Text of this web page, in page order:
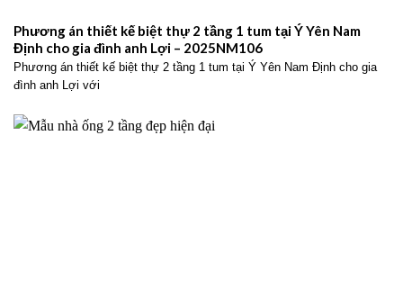
Phương án thiết kế biệt thự 2 tầng 1 tum tại Ý Yên Nam
Định cho gia đình anh Lợi – 2025NM106
Phương án thiết kế biệt thự 2 tầng 1 tum tại Ý Yên Nam Định cho gia
đình anh Lợi với